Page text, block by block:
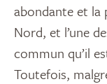
abondante et la
Nord, et l’une
commun qu’il
Toutefois,